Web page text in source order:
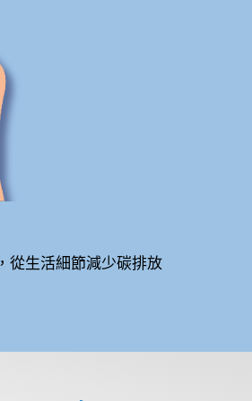
從生活細節減少碳排放